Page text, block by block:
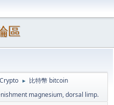
區
► 比特幣 bitcoin
magnesium, dorsal limp.